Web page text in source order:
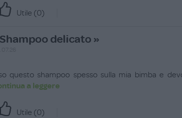
Utile (0)
delicato »
questo shampoo spesso sulla mia bimba e
a leggere
Utile (0)